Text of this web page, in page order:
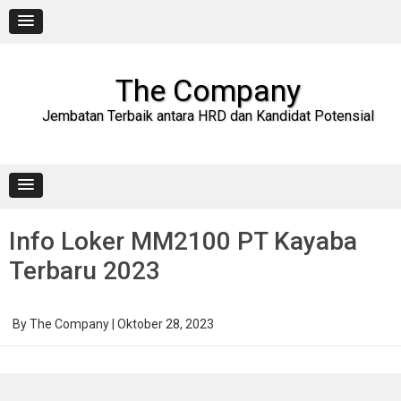
content
The Company
Jembatan Terbaik antara HRD dan Kandidat Potensial
Info Loker MM2100 PT Kayaba
Terbaru 2023
ByThe Company Oktober 28, 2023